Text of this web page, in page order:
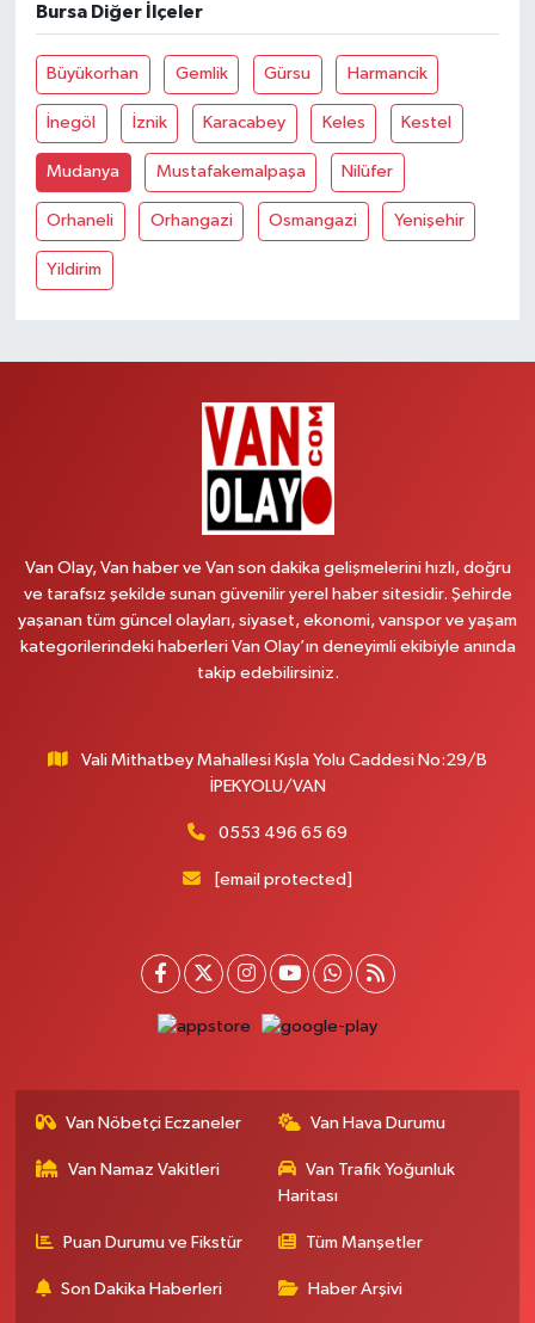
Bursa Diğer İlçeler
Büyükorhan Gemlik Gürsu Harmancik
İnegöl İznik Karacabey Keles Kestel
Mudanya Mustafakemalpaşa Nilüfer
Orhaneli Orhangazi Osmangazi Yenişehir
Yildirim
Van Olay, Van haber ve Van son dakika gelişmelerini hızlı, doğru
ve tarafsız şekilde sunan güvenilir yerel haber sitesidir. Şehirde
yaşanan tüm güncel olayları, siyaset, ekonomi, vanspor ve yaşam
kategorilerindeki haberleri Van Olay’ın deneyimli ekibiyle anında
takip edebilirsiniz.
Vali Mithatbey Mahallesi Kışla Yolu Caddesi No:29/B
İPEKYOLU/VAN
0553 496 65 69
[email protected]
Van Nöbetçi Eczaneler Van Hava Durumu
Van Namaz Vakitleri
Van Trafik Yoğunluk
Haritası
Puan Durumu ve Fikstür Tüm Manşetler
Son Dakika Haberleri Haber Arşivi